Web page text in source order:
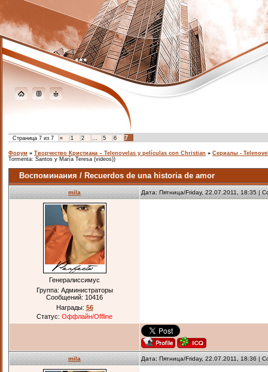
...
Страница 7 из 7 « 1 2 … 5 6 7
Форум » Творчество Кристиана – Telenovelas y películas con Christian » Сериалы -
Tormenta: Santos y María Teresa (videos))
Воспоминания / Recuerdos de una historia de amor
mila Дата: Пятница/Friday, 22.07.2011, 18:35 |
Генералиссимус
Группа: Администраторы
Сообщений: 10416
Награды: 56
Статус: Оффлайн/Offline
mila Дата: Пятница/Friday, 22.07.2011, 18:36 |